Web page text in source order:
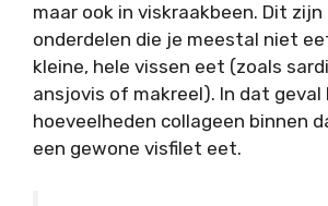
maar ook in viskraakbeen. Dit
onderdelen die je meestal niet
kleine, hele vissen eet (zoals
ansjovis of makreel). In dat
hoeveelheden collageen binnen
een gewone visfilet eet.